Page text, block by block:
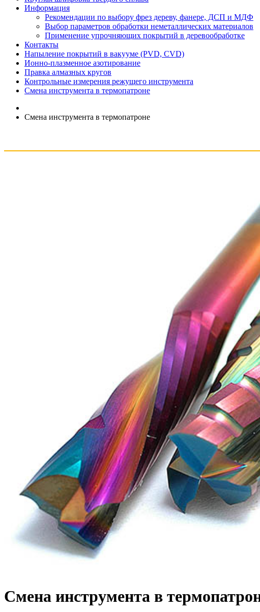
Информация
Рекомендации по выбору фрез дереву, фанере, ДСП и МДФ
Выбор параметров обработки неметаллических материалов
Применение упрочняющих покрытий в деревообработке
Контакты
Напыление покрытий в вакууме (PVD, CVD)
Ионно-плазменное азотирование
Правка алмазных кругов
Контрольные измерения режущего инструмента
Смена инструмента в термопатроне
Смена инструмента в термопатроне
Смена инструмента в